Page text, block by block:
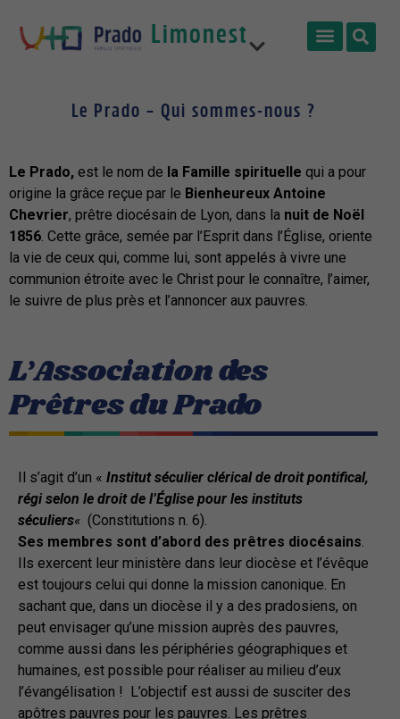
Limonest
Prêtres
France
Le Prado – Qui sommes-nous ?
Le Prado, est le nom de la Famille spirituelle qui a pour
origine la grâce reçue par le Bienheureux Antoine
Chevrier, prêtre diocésain de Lyon, dans la nuit de Noël
1856. Cette grâce, semée par l’Esprit dans l’Église, oriente
la vie de ceux qui, comme lui, sont appelés à vivre une
communion étroite avec le Christ pour le connaître, l’aimer,
le suivre de plus près et l’annoncer aux pauvres.
L’Association des
Prêtres du Prado
Il s’agit d’un « Institut séculier clérical de droit pontifical,
régi selon le droit de l’Église pour les instituts
séculiers« (Constitutions n. 6).
Ses membres sont d’abord des prêtres diocésains.
Ils exercent leur ministère dans leur diocèse et l’évêque
est toujours celui qui donne la mission canonique. En
sachant que, dans un diocèse il y a des pradosiens, on
peut envisager qu’une mission auprès des pauvres,
comme aussi dans les périphéries géographiques et
humaines, est possible pour réaliser au milieu d’eux
l’évangélisation ! L’objectif est aussi de susciter des
apôtres pauvres pour les pauvres. Les prêtres